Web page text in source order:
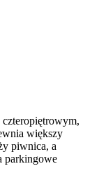
czteropiętrowym,
większy
piwnica, a
parkingowe